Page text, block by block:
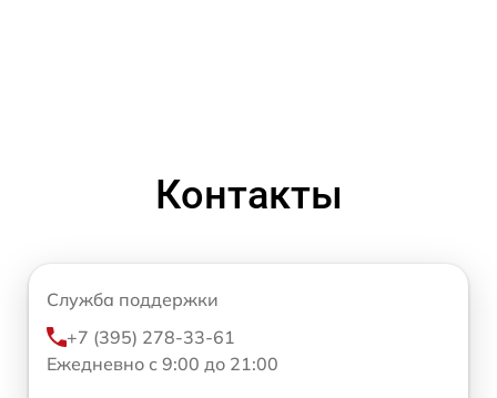
Контакты
Служба поддержки
+7 (395) 278-33-61
Ежедневно с 9:00 до 21:00